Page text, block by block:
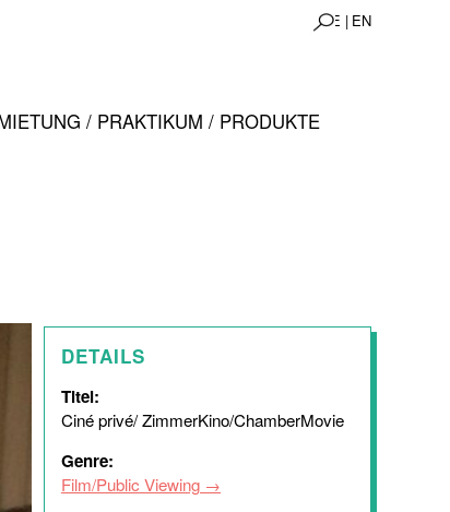
DE | EN
/ PRAKTIKUM / PRODUKTE
DETAILS
Titel:
Ciné privé/ ZimmerKino/ChamberMovie
Genre:
Film/Public Viewing